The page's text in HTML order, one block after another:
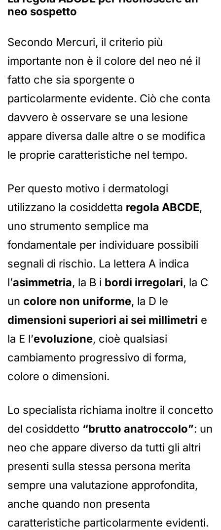
neo sospetto
Secondo Mercuri, il criterio più
importante non è il colore del neo né il
fatto che sia sporgente o
particolarmente evidente. Ciò che conta
davvero è osservare se una lesione
appare diversa dalle altre o se modifica
le proprie caratteristiche nel tempo.
Per questo motivo i dermatologi
utilizzano la cosiddetta regola ABCDE,
uno strumento semplice ma
fondamentale per individuare possibili
segnali di rischio. La lettera A indica
l’asimmetria, la B i bordi irregolari, la C
un colore non uniforme, la D le
dimensioni superiori ai sei millimetri e
la E l’evoluzione, cioè qualsiasi
cambiamento progressivo di forma,
colore o dimensioni.
Lo specialista richiama inoltre il concetto
del cosiddetto “brutto anatroccolo”: un
neo che appare diverso da tutti gli altri
presenti sulla stessa persona merita
sempre una valutazione approfondita,
anche quando non presenta
caratteristiche particolarmente evidenti.